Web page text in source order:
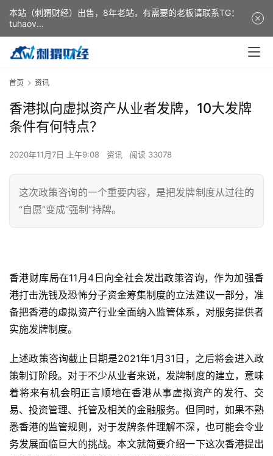
首页 资讯
香港拟向虚拟资产从业者发牌，10大发牌
条件有何特点？
2020年11月7日 上午9:08 资讯 阅读 33078
这次政策咨询的一个重要内容，是把发牌制度从过往的
“自愿”变成“强制”持牌。
香港财库局在11月4日向全社会发出政策咨询，作为加强香
港打击洗钱及恐怖分子资金筹集制度的立法建议一部分，准
备把香港的虚拟资产行业全面纳入监管体系，对服务提供者
实施发牌制度。
上述政策咨询截止日期是2021年1月31日，之后将会进入政
策制订阶段。对于不少从业者来说，发牌制度的建立，意味
着将来有机会明正言顺地在香港从事虚拟资产的发行、交
易、投资管理、托管及相关的金融服务。但同时，如果不熟
悉香港的监管规则，对于发牌条件理解不深，也可能会令业
务发展面临巨大的挑战。本文就简要介绍一下这次香港提出
本站（刺猬财经）出售，8年老站，有需要的老板请联系TG：
tuhaov
This website (ciweicaijing) is for sale. It is a 8-year-old
website. If you need it, please contact TG: tuhaov